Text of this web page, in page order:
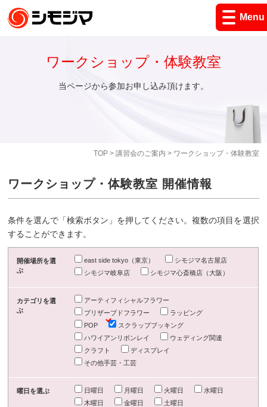
Menu
TOP> 講習会のご案内 > ワークショップ・体験教室
ワークショップ・体験教室
当ページから参加お申し込み頂けます。
ワークショップ・体験教室 開催情報
条件を選んで「検索ボタン」を押してください。複数の項目を選択
することができます。
開催場所を選
ぶ
east side tokyo（東京）
シモジマ名古屋店
シモジマ岐阜店
シモジマ心斎橋店（大阪）
カテゴリを選
ぶ
アーティフィシャルフラワー
プリザーブドフラワー
ラッピング
POP
スクラップブッキング
ハワイアンリボンレイ
ウェディング関連
クラフト
ディスプレイ
その他手芸・工芸
曜日を選ぶ 日曜日 月曜日 火曜日
水曜日
木曜日
金曜日 土曜日